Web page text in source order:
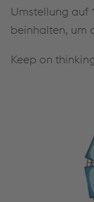
Umstellung auf
beinhalten, um
Keep on